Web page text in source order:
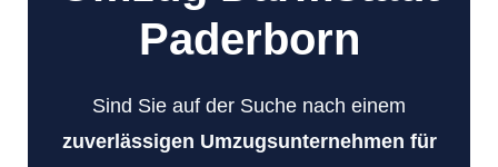
Paderborn
Sind Sie auf der Suche nach einem
zuverlässigen Umzugsunternehmen für